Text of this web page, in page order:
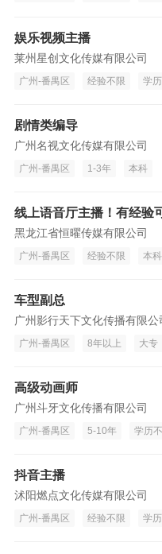
娱乐视频主播
莱州星创文化传媒有限公司
广州-番禺区 经验不限 学
剧情类编导
广州名视文化传媒有限公司
广州-番禺区 1-3年 本科
线上语音厅主播！有经验
黑龙江省恒曜传媒有限公司
广州-番禺区 经验不限 本科
车型副总
广州影行天下文化传播有限公
广州-番禺区 8年以上 大专
高级动画师
广州斗牙文化传播有限公司
广州-番禺区 5-10年 学历
抖音主播
沭阳燃点文化传媒有限公司
广州-番禺区 经验不限 学